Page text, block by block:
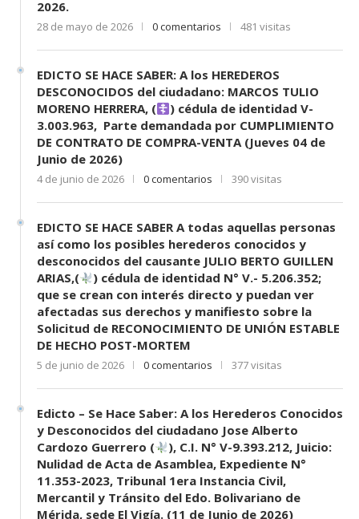
2026.
28 de mayo de 2026 0 comentarios 481 visitas
EDICTO SE HACE SABER: A los HEREDEROS
DESCONOCIDOS del ciudadano: MARCOS TULIO
MORENO HERRERA, (
) cédula de identidad V-
3.003.963, Parte demandada por CUMPLIMIENTO
DE CONTRATO DE COMPRA-VENTA (Jueves 04 de
Junio de 2026)
4 de junio de 2026 0 comentarios 390 visitas
EDICTO SE HACE SABER A todas aquellas personas
así como los posibles herederos conocidos y
desconocidos del causante JULIO BERTO GUILLEN
ARIAS,(
) cédula de identidad N° V.- 5.206.352;
que se crean con interés directo y puedan ver
afectadas sus derechos y manifiesto sobre la
Solicitud de RECONOCIMIENTO DE UNIÓN ESTABLE
DE HECHO POST-MORTEM
5 de junio de 2026 0 comentarios 377 visitas
Edicto – Se Hace Saber: A los Herederos Conocidos
y Desconocidos del ciudadano Jose Alberto
Cardozo Guerrero (
), C.I. N° V-9.393.212, Juicio:
Nulidad de Acta de Asamblea, Expediente N°
11.353-2023, Tribunal 1era Instancia Civil,
Mercantil y Tránsito del Edo. Bolivariano de
Mérida, sede El Vigía. (11 de Junio de 2026)